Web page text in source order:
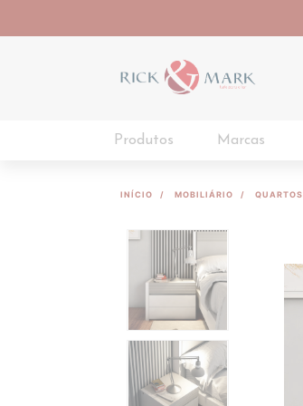
Produtos Marcas
INÍCIO MOBILIÁRIO QUARTOS